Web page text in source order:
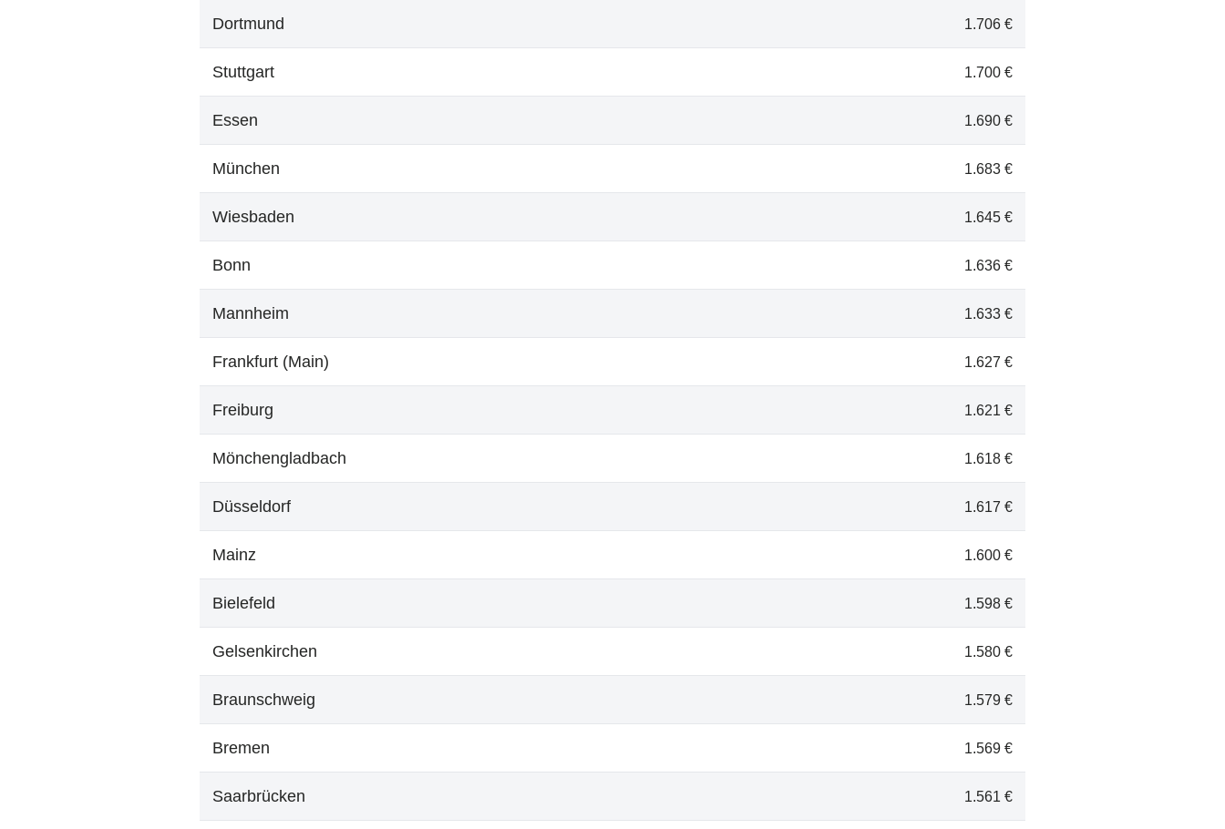
Dortmund 1.706 €
Stuttgart 1.700 €
Essen 1.690 €
München 1.683 €
Wiesbaden 1.645 €
Bonn 1.636 €
Mannheim 1.633 €
Frankfurt (Main) 1.627 €
Freiburg 1.621 €
Mönchengladbach 1.618 €
Düsseldorf 1.617 €
Mainz 1.600 €
Bielefeld 1.598 €
Gelsenkirchen 1.580 €
Braunschweig 1.579 €
Bremen 1.569 €
Saarbrücken 1.561 €